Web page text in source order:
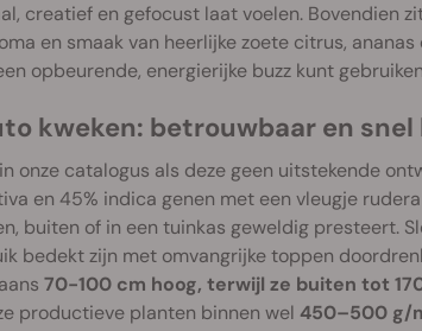
creatief en gefocust laat voelen. Bovendien
en smaak van heerlijke zoete citrus,
opbeurende, energierijke buzz kunt
kweken: betrouwbaar en snel
onze catalogus als deze geen uitstekende
en 45% indica genen met een vleugje
buiten of in een tuinkas geweldig presteert.
bedekt zijn met omvangrijke toppen
70-100 cm hoog, terwijl ze buiten tot
productieve planten binnen wel 450–500 g/